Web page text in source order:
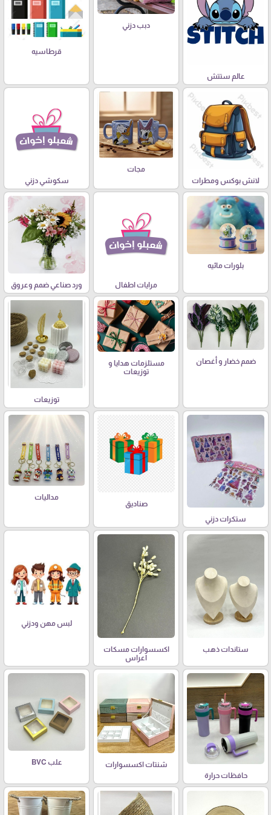
عالم ستتش
دبب دزني
قرطاسيه
لانش بوكس ومطرات
مجات
سكوشي دزني
بلورات مائيه
مرايات اطفال ورد صناعي ضمم وعروق
ضمم خضار و أغصان
مستلزمات هدايا و
توزيعات
توزيعات
ستكرات دزني
صناديق
مداليات
ستاندات ذهب
اكسسوارات مسكات
اعراس
لبس مهن ودزني
حافظات حرارة
شنتات اكسسوارات علب BVC